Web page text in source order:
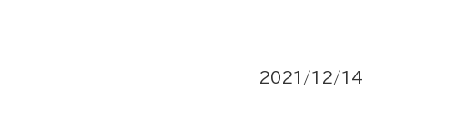
2021/12/14